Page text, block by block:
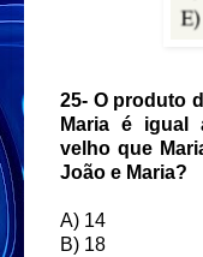
25- O produto
Maria é
velho que
João e Maria?
A) 14
B) 18